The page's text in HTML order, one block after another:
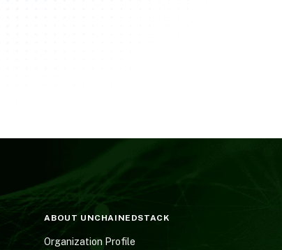
ABOUT UNCHAINEDSTACK
Organization Profile